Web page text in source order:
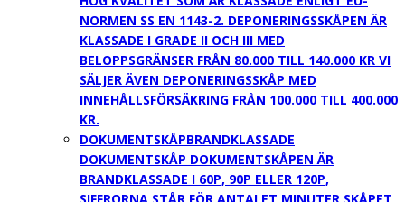
NORMEN SS EN 1143-2. DEPONERINGSSKÅPEN ÄR
KLASSADE I GRADE II OCH III MED
BELOPPSGRÄNSER FRÅN 80.000 TILL 140.000 KR VI
SÄLJER ÄVEN DEPONERINGSSKÅP MED
INNEHÅLLSFÖRSÄKRING FRÅN 100.000 TILL 400.000
KR.
DOKUMENTSKÅPBRANDKLASSADE
DOKUMENTSKÅP DOKUMENTSKÅPEN ÄR
BRANDKLASSADE I 60P, 90P ELLER 120P,